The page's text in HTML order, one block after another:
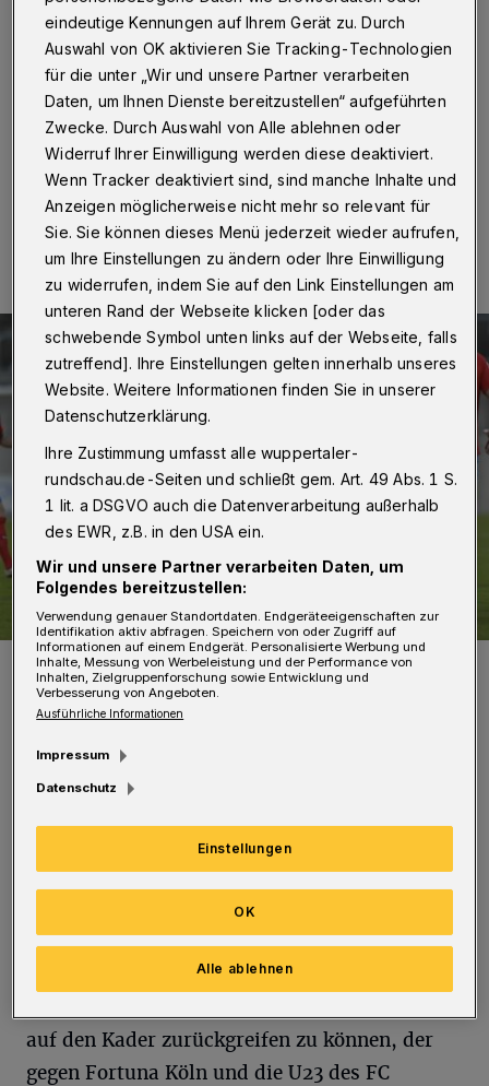
Wuppertal·Am 30. Spieltag der Fußball-Regionalliga
ist der Wuppertaler SV am Samstag (13. März 2021)
ab 14 Uhr beim SV Rödinghausen zu Gast – und will
dabei seinen Aufwärtstrend fortsetzen.
13.03.2021 , 13:00 Uhr Eine Minute Lesezeit
Der WSV will den sechsten Sieg im siebten Spiel des Jahres 2021
einfahren.
Foto: Dirk Freund
Während der WSV unter der Woche spielfrei
war, trennte sich Rödinghausen in einer
Nachholpartie vom FC Wegberg-Beeck 1:1
unentschieden. Der SVR ist momentan
Tabellensiebter mit 43 Punkten, der WSV 14.
auf den Kader zurückgreifen zu können, der
gegen Fortuna Köln und die U23 des FC
eindeutige Kennungen auf Ihrem Gerät zu. Durch
Auswahl von OK aktivieren Sie Tracking-Technologien
für die unter „Wir und unsere Partner verarbeiten
Daten, um Ihnen Dienste bereitzustellen“ aufgeführten
Zwecke. Durch Auswahl von Alle ablehnen oder
Widerruf Ihrer Einwilligung werden diese deaktiviert.
Wenn Tracker deaktiviert sind, sind manche Inhalte und
Anzeigen möglicherweise nicht mehr so relevant für
Sie. Sie können dieses Menü jederzeit wieder aufrufen,
um Ihre Einstellungen zu ändern oder Ihre Einwilligung
zu widerrufen, indem Sie auf den Link Einstellungen am
unteren Rand der Webseite klicken [oder das
schwebende Symbol unten links auf der Webseite, falls
zutreffend]. Ihre Einstellungen gelten innerhalb unseres
Website. Weitere Informationen finden Sie in unserer
Datenschutzerklärung.
Ihre Zustimmung umfasst alle wuppertaler-
rundschau.de-Seiten und schließt gem. Art. 49 Abs. 1 S.
1 lit. a DSGVO auch die Datenverarbeitung außerhalb
des EWR, z.B. in den USA ein.
Wir und unsere Partner verarbeiten Daten, um
Folgendes bereitzustellen:
Verwendung genauer Standortdaten. Endgeräteeigenschaften zur
Identifikation aktiv abfragen. Speichern von oder Zugriff auf
Informationen auf einem Endgerät. Personalisierte Werbung und
Inhalte, Messung von Werbeleistung und der Performance von
Inhalten, Zielgruppenforschung sowie Entwicklung und
Verbesserung von Angeboten.
Ausführliche Informationen
Impressum
Datenschutz
Einstellungen
Alle ablehnen
OK